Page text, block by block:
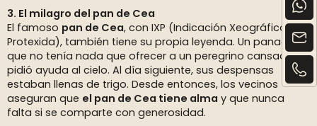
3. El milagro del pan de Cea
El famoso pan de Cea, con IXP (Indicación Xeográfica
Protexida), también tiene su propia leyenda. Un panadero
que no tenía nada que ofrecer a un peregrino cansado
pidió ayuda al cielo. Al día siguiente, sus despensas
estaban llenas de trigo. Desde entonces, los vecinos
aseguran que el pan de Cea tiene alma y que nunca
falta si se comparte con generosidad.